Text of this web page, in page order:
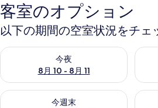
ー
客室のオプション
以下の期間の空室状況をチェ
今夜
8月 10 - 8月 11
今夜 8月 10 - 8月 11 の空室状況をチェ
明日
今週末
今週末 8月 14 - 8月 16 の空室状況をチ
来週